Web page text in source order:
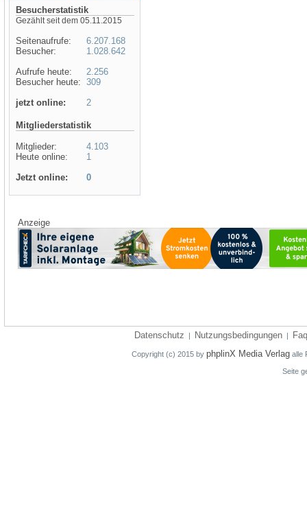
Besucherstatistik
Gezählt seit dem 05.11.2015
Seitenaufrufe:
Besucher:
Aufrufe heute:
Besucher heute:
jetzt online:
6.207.168
1.028.642
2.256
309
2
Mitgliederstatistik
Mitglieder:
Heute online:
4.103
1
Jetzt online:
0
Anzeige
Datenschutz | Nutzungsbedingungen | Faq
Copyright (c) 2015 by phplinX Media Verlag alle
Seite